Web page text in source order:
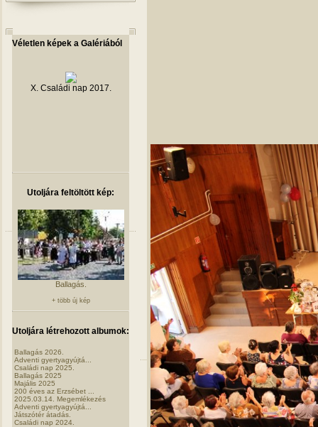
Véletlen képek a Galériából
X. Családi nap 2017.
Utoljára feltöltött kép:
Ballagás.
+ több új kép
Utoljára létrehozott albumok:
Ballagás 2026.
Adventi gyertyagyújtá...
Családi nap 2025.
Ballagás 2025
Majális 2025
200 éves az Erzsébet ...
2025.03.14. Megemlékezés
Adventi gyertyagyújtá...
Játszótér átadás.
Családi nap 2024.